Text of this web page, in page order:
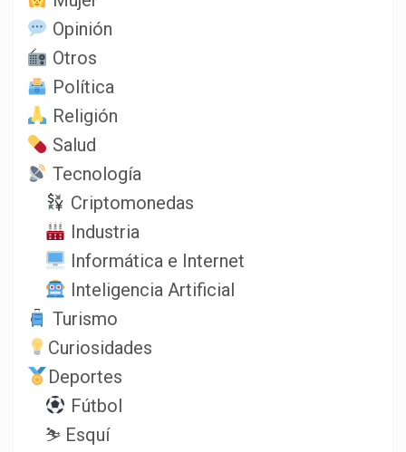
Opinión
Otros
Política
Religión
Salud
Tecnología
Criptomonedas
Industria
Informática e Internet
Inteligencia Artificial
Turismo
Curiosidades
Deportes
Fútbol
⛷️ Esquí